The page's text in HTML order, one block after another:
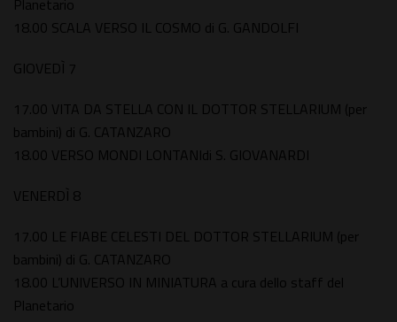
Planetario
18.00 SCALA VERSO IL COSMO di G. GANDOLFI
GIOVEDÌ 7
17.00 VITA DA STELLA CON IL DOTTOR STELLARIUM (per
bambini) di G. CATANZARO
18.00 VERSO MONDI LONTANIdi S. GIOVANARDI
VENERDÌ 8
17.00 LE FIABE CELESTI DEL DOTTOR STELLARIUM (per
bambini) di G. CATANZARO
18.00 L’UNIVERSO IN MINIATURA a cura dello staff del
Planetario